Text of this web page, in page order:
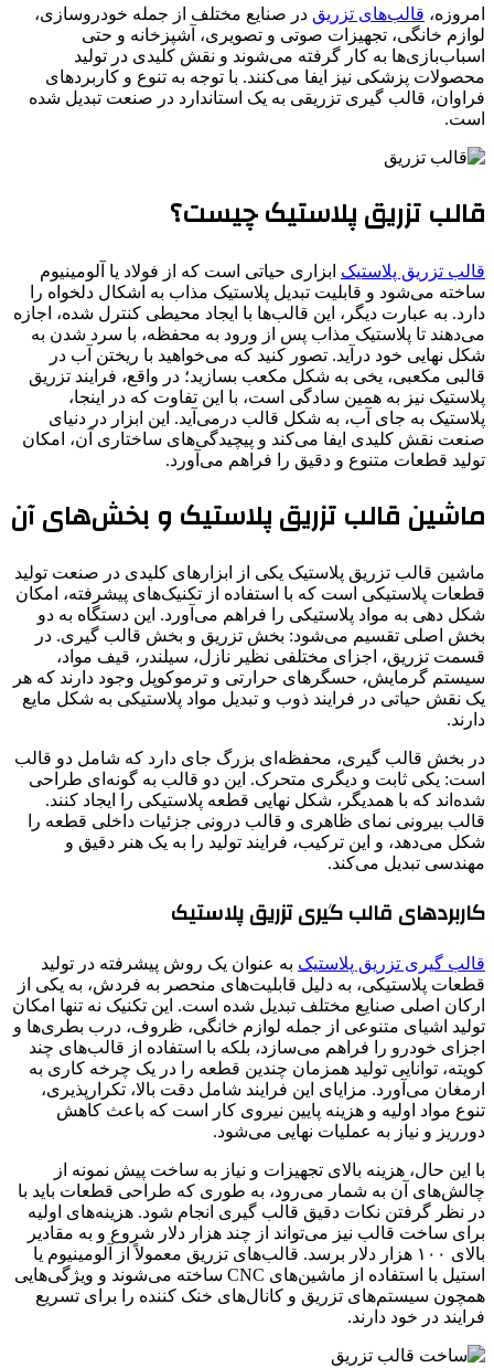
امروزه، قالب‌های تزریق در صنایع مختلف از جمله خودروسازی،
لوازم خانگی، تجهیزات صوتی و تصویری، آشپزخانه و حتی
اسباب‌بازی‌ها به کار گرفته می‌شوند و نقش کلیدی در تولید
محصولات پزشکی نیز ایفا می‌کنند. با توجه به تنوع و کاربردهای
فراوان، قالب گیری تزریقی به یک استاندارد در صنعت تبدیل شده
است.
قالب تزریق پلاستیک چیست؟
قالب تزریق پلاستیک ابزاری حیاتی است که از فولاد یا آلومینیوم
ساخته می‌شود و قابلیت تبدیل پلاستیک مذاب به اشکال دلخواه را
دارد. به عبارت دیگر، این قالب‌ها با ایجاد محیطی کنترل شده، اجازه
می‌دهند تا پلاستیک مذاب پس از ورود به محفظه، با سرد شدن به
شکل نهایی خود درآید. تصور کنید که می‌خواهید با ریختن آب در
قالبی مکعبی، یخی به شکل مکعب بسازید؛ در واقع، فرایند تزریق
پلاستیک نیز به همین سادگی است، با این تفاوت که در اینجا،
پلاستیک به جای آب، به شکل قالب درمی‌آید. این ابزار در دنیای
صنعت نقش کلیدی ایفا می‌کند و پیچیدگی‌های ساختاری آن، امکان
تولید قطعات متنوع و دقیق را فراهم می‌آورد.
ماشین قالب تزریق پلاستیک و بخش‌های آن
ماشین قالب تزریق پلاستیک یکی از ابزارهای کلیدی در صنعت تولید
قطعات پلاستیکی است که با استفاده از تکنیک‌های پیشرفته، امکان
شکل دهی به مواد پلاستیکی را فراهم می‌آورد. این دستگاه به دو
بخش اصلی تقسیم می‌شود: بخش تزریق و بخش قالب گیری. در
قسمت تزریق، اجزای مختلفی نظیر نازل، سیلندر، قیف مواد،
سیستم گرمایش، حسگرهای حرارتی و ترموکوپل وجود دارند که هر
یک نقش حیاتی در فرایند ذوب و تبدیل مواد پلاستیکی به شکل مایع
دارند.
در بخش قالب گیری، محفظه‌ای بزرگ جای دارد که شامل دو قالب
است: یکی ثابت و دیگری متحرک. این دو قالب به گونه‌ای طراحی
شده‌اند که با همدیگر، شکل نهایی قطعه پلاستیکی را ایجاد کنند.
قالب بیرونی نمای ظاهری و قالب درونی جزئیات داخلی قطعه را
شکل می‌دهد، و این ترکیب، فرایند تولید را به یک هنر دقیق و
مهندسی تبدیل می‌کند.
کاربردهای قالب گیری تزریق پلاستیک
قالب گیری تزریق پلاستیک به عنوان یک روش پیشرفته در تولید
قطعات پلاستیکی، به دلیل قابلیت‌های منحصر به فردش، به یکی از
ارکان اصلی صنایع مختلف تبدیل شده است. این تکنیک نه تنها امکان
تولید اشیای متنوعی از جمله لوازم خانگی، ظروف، درب بطری‌ها و
اجزای خودرو را فراهم می‌سازد، بلکه با استفاده از قالب‌های چند
کویته، توانایی تولید همزمان چندین قطعه را در یک چرخه کاری به
ارمغان می‌آورد. مزایای این فرایند شامل دقت بالا، تکرارپذیری،
تنوع مواد اولیه و هزینه پایین نیروی کار است که باعث کاهش
دورریز و نیاز به عملیات نهایی می‌شود.
با این حال، هزینه بالای تجهیزات و نیاز به ساخت پیش نمونه از
چالش‌های آن به شمار می‌رود، به طوری که طراحی قطعات باید با
در نظر گرفتن نکات دقیق قالب گیری انجام شود. هزینه‌های اولیه
برای ساخت قالب نیز می‌تواند از چند هزار دلار شروع و به مقادیر
بالای ۱۰۰ هزار دلار برسد. قالب‌های تزریق معمولاً از آلومینیوم یا
استیل با استفاده از ماشین‌های CNC ساخته می‌شوند و ویژگی‌هایی
همچون سیستم‌های تزریق و کانال‌های خنک کننده را برای تسریع
فرایند در خود دارند.